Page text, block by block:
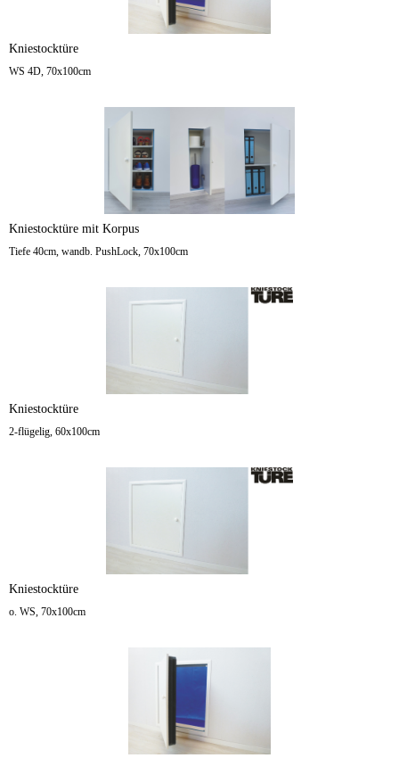
Kniestocktüre
WS 4D, 70x100cm
Kniestocktüre mit Korpus
Tiefe 40cm, wandb. PushLock, 70x100cm
Kniestocktüre
2-flügelig, 60x100cm
Kniestocktüre
o. WS, 70x100cm